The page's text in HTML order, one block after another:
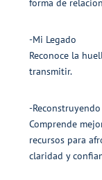
-Mi Legado
Reconoce la
transmitir.
-
Comprende
recursos para
claridad y